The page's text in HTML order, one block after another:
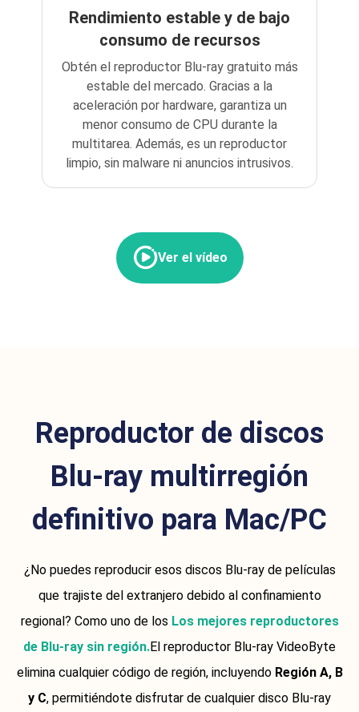
Rendimiento estable y de bajo
consumo de recursos
Obtén el reproductor Blu-ray gratuito más
estable del mercado. Gracias a la
aceleración por hardware, garantiza un
menor consumo de CPU durante la
multitarea. Además, es un reproductor
limpio, sin malware ni anuncios intrusivos.
Ver el vídeo
Reproductor de discos
Blu-ray multirregión
definitivo para Mac/PC
¿No puedes reproducir esos discos Blu-ray de películas
que trajiste del extranjero debido al confinamiento
regional? Como uno de los Los mejores reproductores
de Blu-ray sin región.El reproductor Blu-ray VideoByte
elimina cualquier código de región, incluyendo Región A, B
y C, permitiéndote disfrutar de cualquier disco Blu-ray